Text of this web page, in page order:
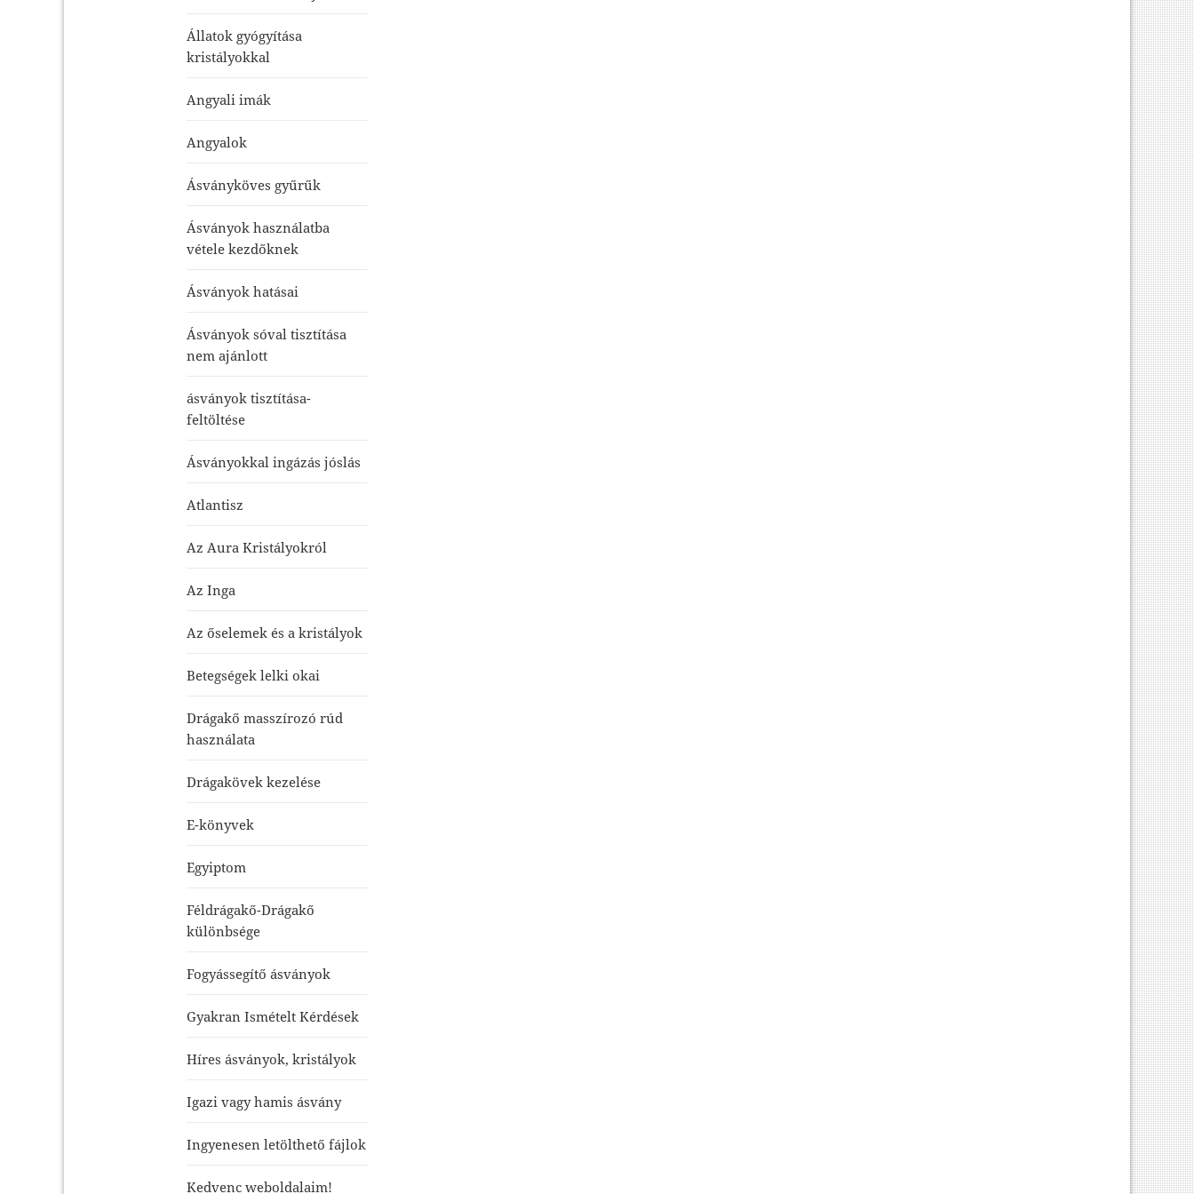
Állatok gyógyítása
kristályokkal
Angyali imák
Angyalok
Ásványköves gyűrűk
Ásványok használatba
vétele kezdőknek
Ásványok hatásai
Ásványok sóval tisztítása
nem ajánlott
ásványok tisztítása-
feltöltése
Ásványokkal ingázás jóslás
Atlantisz
Az Aura Kristályokról
Az Inga
Az őselemek és a kristályok
Betegségek lelki okai
Drágakő masszírozó rúd
használata
Drágakövek kezelése
E-könyvek
Egyiptom
Féldrágakő-Drágakő
különbsége
Fogyássegítő ásványok
Gyakran Ismételt Kérdések
Híres ásványok, kristályok
Igazi vagy hamis ásvány
Ingyenesen letölthető fájlok
Kedvenc weboldalaim!